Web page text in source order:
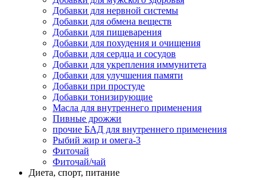
Добавки для нервной системы
Добавки для обмена веществ
Добавки для пищеварения
Добавки для похудения и очищения
Добавки для сердца и сосудов
Добавки для укрепления иммунитета
Добавки для улучшения памяти
Добавки при простуде
Добавки тонизирующие
Масла для внутреннего применения
Пивные дрожжи
прочие БАД для внутреннего применения
Рыбий жир и омега-3
Фиточай
Фиточай/чай
Диета, спорт, питание